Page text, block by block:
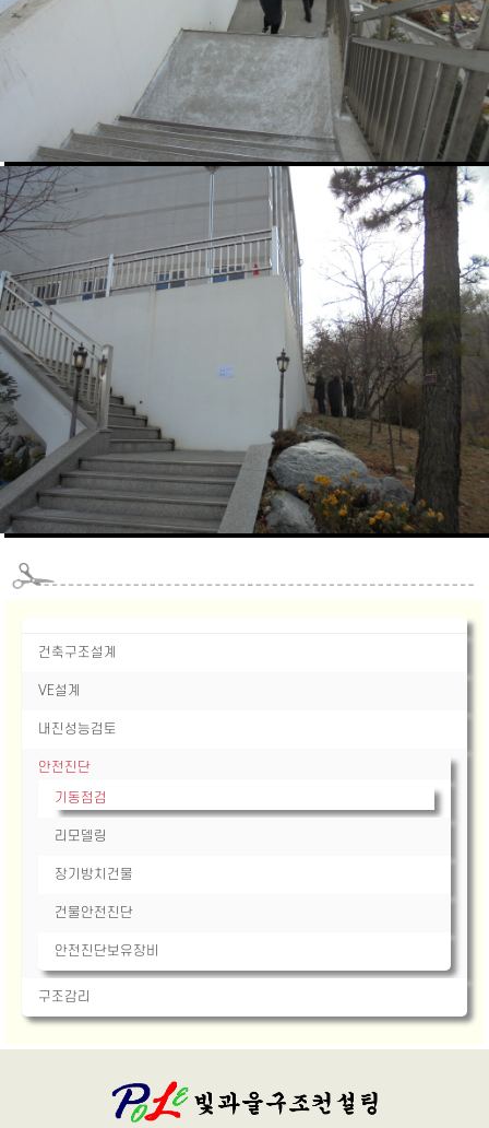
건축구조설계
VE설계
내진성능검토
안전진단
기동점검
리모델링
장기방치건물
건물안전진단
안전진단보유장비
구조감리